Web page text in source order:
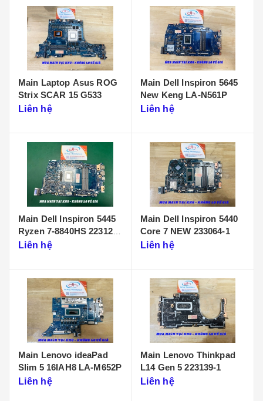
Main Laptop Asus ROG
Strix SCAR 15 G533
Liên hệ
Main Dell Inspiron 5645
New Keng LA-N561P
Liên hệ
Main Dell Inspiron 5445
Ryzen 7-8840HS 223125-
1Liên hệ
Main Dell Inspiron 5440
Core 7 NEW 233064-1
Liên hệ
Main Lenovo ideaPad
Slim 5 16IAH8 LA-M652P
Liên hệ
Main Lenovo Thinkpad
L14 Gen 5 223139-1
Liên hệ